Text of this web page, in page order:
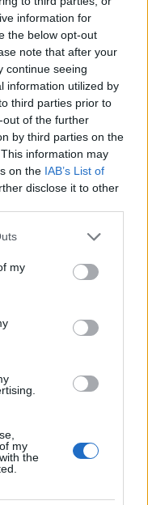
information for
the below opt-out
note that after your
continue seeing
information utilized by
third parties prior to
of the further
by third parties on the
information may
on the IAB’s List of
disclose it to other
one or more Google
You may click to
third-party tags to
in below Google
my
my
the